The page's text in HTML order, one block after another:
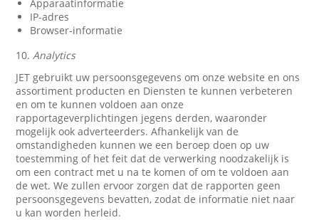
Apparaatinformatie
IP-adres
Browser-informatie
10.Analytics
JET gebruikt uw persoonsgegevens om onze website en ons
assortiment producten en Diensten te kunnen verbeteren
en om te kunnen voldoen aan onze
rapportageverplichtingen jegens derden, waaronder
mogelijk ook adverteerders. Afhankelijk van de
omstandigheden kunnen we een beroep doen op uw
toestemming of het feit dat de verwerking noodzakelijk is
om een contract met u na te komen of om te voldoen aan
de wet. We zullen ervoor zorgen dat de rapporten geen
persoonsgegevens bevatten, zodat de informatie niet naar
u kan worden herleid.